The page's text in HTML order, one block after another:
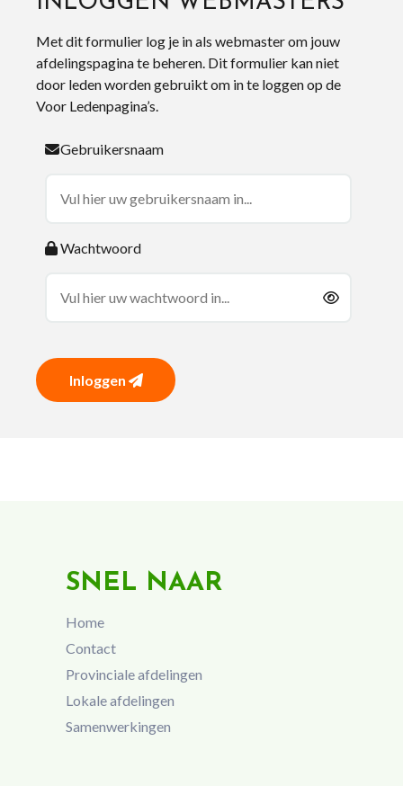
Met dit formulier log je in als webmaster om jouw
afdelingspagina te beheren. Dit formulier kan niet
door leden worden gebruikt om in te loggen op de
Voor Ledenpagina’s.
Gebruikersnaam
Wachtwoord
Inloggen
SNEL NAAR
Home
Contact
Provinciale afdelingen
Lokale afdelingen
Samenwerkingen